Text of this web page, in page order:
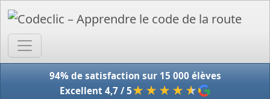
94% de satisfaction sur 15 000 élèves
Excellent 4,7 / 5★★★★ ★